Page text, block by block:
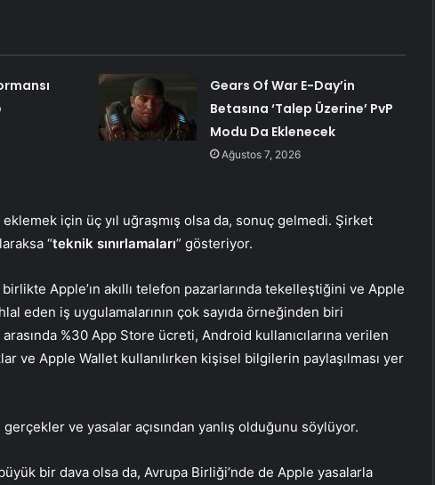
Gears Of War E-Day’in
Betasına ‘Talep Üzerine’ PvP
Modu Da Eklenecek
Ağustos 7, 2026
için üç yıl uğraşmış olsa da, sonuç gelmedi. Şirket
“teknik sınırlamaları” gösteriyor.
Apple’ın akıllı telefon pazarlarında tekelleştiğini ve Apple
eden iş uygulamalarının çok sayıda örneğinden biri
%30 App Store ücreti, Android kullanıcılarına verilen
ve Apple Wallet kullanılırken kişisel bilgilerin paylaşılması yer
ve yasalar açısından yanlış olduğunu söylüyor.
büyük bir dava olsa da, Avrupa Birliği’nde de Apple yasalarla